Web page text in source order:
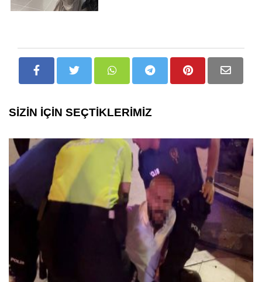
SİZİN İÇİN SEÇTİKLERİMİZ